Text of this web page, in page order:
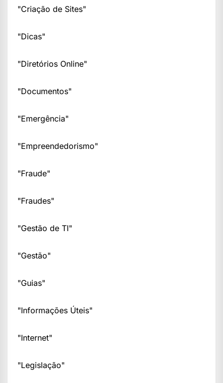
"Criação de Sites"
"Dicas"
"Diretórios Online"
"Documentos"
"Emergência"
"Empreendedorismo"
"Fraude"
"Fraudes"
"Gestão de TI"
"Gestão"
"Guias"
"Informações Úteis"
"Internet"
"Legislação"